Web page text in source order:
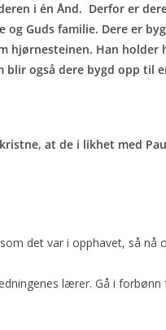
i én Ånd. Derfor er
Guds familie. Dere er
hjørnesteinen. Han holder
også dere bygd opp til
at de i likhet med
det var i opphavet, så nå
lærer. Gå i